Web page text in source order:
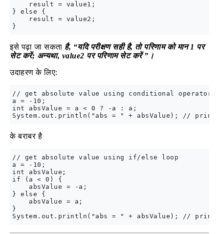
    result = value1;
} else {
    result = value2;
इसे पढ़ा जा सकता है, “यदि परीक्षण सही है, तो परिणाम को मान 1 पर
सेट करें; अन्यथा, value2 पर परिणाम सेट करें ”।
उदाहरण के लिए:
// get absolute value using conditional operator
a = -10;
int absValue = a < 0 ? -a : a;
के बराबर है
// get absolute value using if/else loop
a = -10;
int absValue;
if (a < 0) {
    absValue = -a;
} else {
    absValue = a;
}